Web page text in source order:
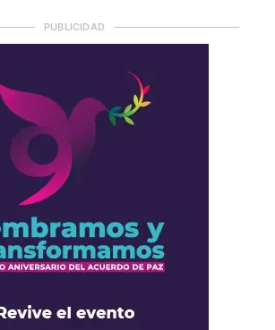
PUBLICIDAD